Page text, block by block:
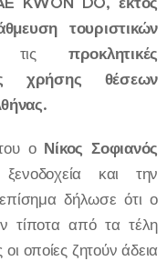
τουριστικών
προκλητικές
χρήσης θέσεων
ο Νίκος Σοφιανός
και την
δήλωσε ότι ο
τίποτα από τα τέλη
οποίες ζητούν άδεια